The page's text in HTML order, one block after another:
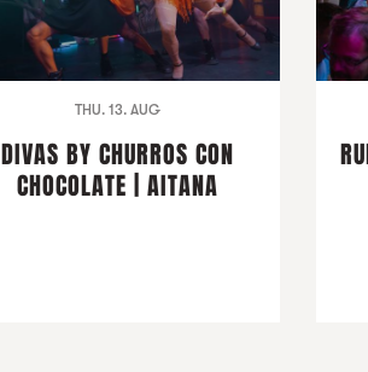
THU. 13. AUG
DIVAS BY CHURROS CON
CHOCOLATE | AITANA